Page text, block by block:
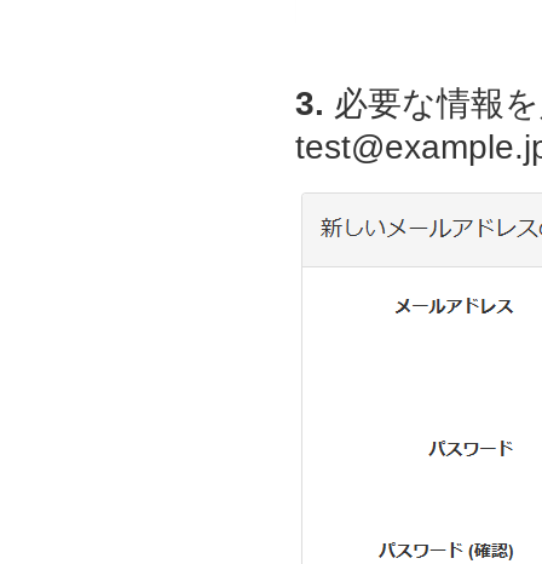
3. 必要な情報